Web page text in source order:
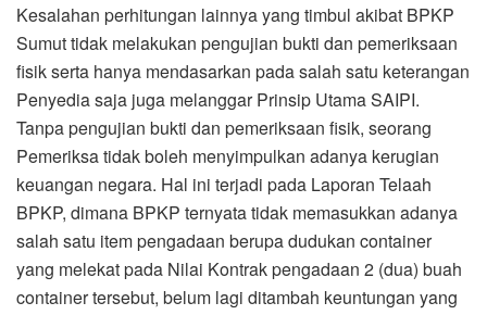
Kesalahan perhitungan lainnya yang timbul akibat BPKP
Sumut tidak melakukan pengujian bukti dan pemeriksaan
fisik serta hanya mendasarkan pada salah satu keterangan
Penyedia saja juga melanggar Prinsip Utama SAIPI.
Tanpa pengujian bukti dan pemeriksaan fisik, seorang
Pemeriksa tidak boleh menyimpulkan adanya kerugian
keuangan negara. Hal ini terjadi pada Laporan Telaah
BPKP, dimana BPKP ternyata tidak memasukkan adanya
salah satu item pengadaan berupa dudukan container
yang melekat pada Nilai Kontrak pengadaan 2 (dua) buah
container tersebut, belum lagi ditambah keuntungan yang